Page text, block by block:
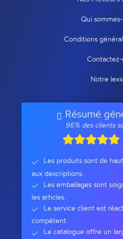
Qui
Conditions
Notre
Résumé
96% des clients
Les produits sont de
aux descriptions.
Les emballages sont
les articles.
Le service client est
compétent.
Le catalogue offre un